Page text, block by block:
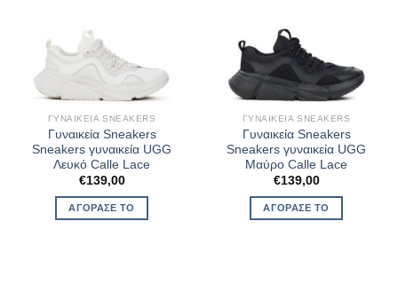
ΓΥΝΑΙΚΕΊΑ SNEAKERS
Γυναικεία Sneakers
Sneakers γυναικεία UGG
Λευκό Calle Lace
€139,00
ΑΓΌΡΑΣΈ ΤΟ
ΓΥΝΑΙΚΕΊΑ SNEAKERS
Γυναικεία Sneakers
Sneakers γυναικεία UGG
Μαύρο Calle Lace
€139,00
ΑΓΌΡΑΣΈ ΤΟ